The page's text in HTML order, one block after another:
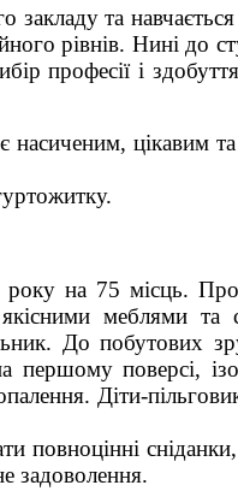
закладу та
рівнів. Нині до
професії і
цікавим
року на 75 місць.
меблями та
До побутових
першому поверсі,
Діти-
повноцінні
задоволення.